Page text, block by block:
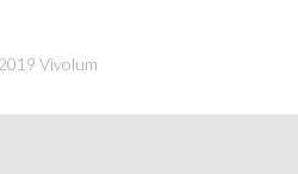
Vivolum